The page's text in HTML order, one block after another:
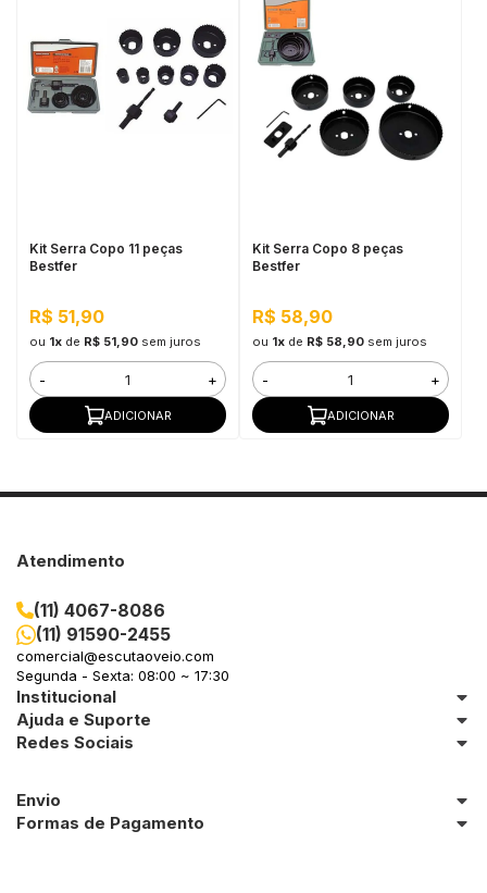
Kit Serra Copo 11 peças
Bestfer
R$ 51,90
ou 1xde R$ 51,90 sem juros
- +
ADICIONAR
Kit Serra Copo 8 peças
Bestfer
R$ 58,90
ou 1xde R$ 58,90 sem juros
- +
ADICIONAR
Atendimento
(11) 4067-8086
(11) 91590-2455
comercial@escutaoveio.com
Segunda - Sexta: 08:00 ~ 17:30
Institucional
Ajuda e Suporte
Redes Sociais
Envio
Formas de Pagamento